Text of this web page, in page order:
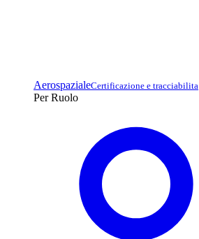
AerospazialeCertificazione e tracciabilita
Per Ruolo